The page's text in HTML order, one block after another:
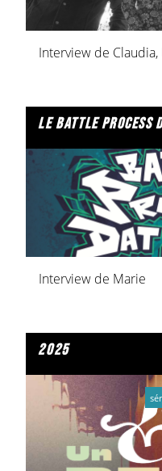
Interview de
le battle process dat
Interview de Marie
2025